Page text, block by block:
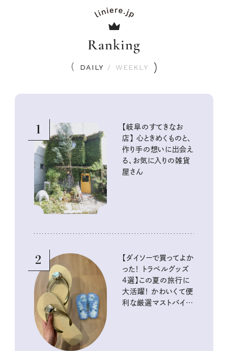
Ranking
DAILY / WEEKLY
1
【岐阜のすてきなお
店】 心ときめくものと、
作り手の想いに出会え
る、お気に入りの雑貨
屋さん
2
【ダイソーで買ってよか
った！ トラベルグッズ
4選】この夏の旅行に
大活躍！ かわいくて便
利な厳選マストバイア